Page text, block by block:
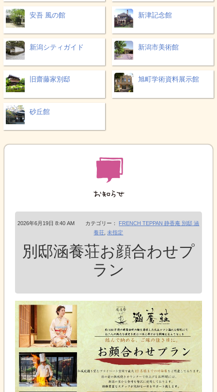
安吾 風の館 新津記念館
新潟シティガイド 新潟市美術館
旧齋藤家別邸 旭町学術資料展示館
砂丘館
2026年6月19日 8:40 AM カテゴリー： FRENCH TEPPAN 静香庵 別邸 涵
養荘 ,未指定
別邸涵養荘お顔合わせプ
ラン